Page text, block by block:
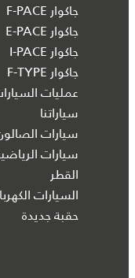
جاكوار F-PACE
جاكوار E-PACE
جاكوار I‑PACE
جاكوار F-TYPE
عمليات
سياراتنا
سيارات
سيارات
القطر
السيارات
حقبة جديدة